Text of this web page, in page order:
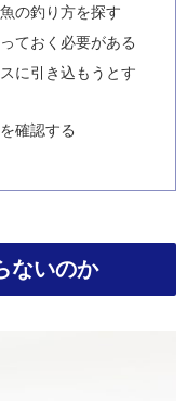
の釣り方を探す
ておく必要がある
に引き込もうとす
確認する
ないのか